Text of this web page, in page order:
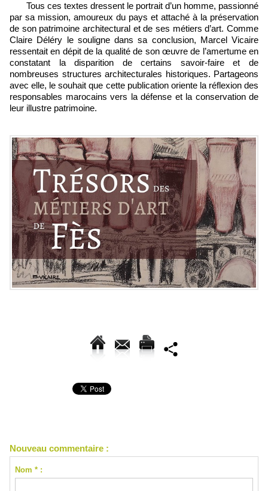
Tous ces textes dressent le portrait d’un homme, passionné
par sa mission, amoureux du pays et attaché à la préservation
de son patrimoine architectural et de ses métiers d’art. Comme
Claire Déléry le souligne dans sa conclusion, Marcel Vicaire
ressentait en dépit de la qualité de son œuvre de l’amertume en
constatant la disparition de certains savoir-faire et de
nombreuses structures architecturales historiques. Partageons
avec elle, le souhait que cette publication oriente la réflexion des
responsables marocains vers la défense et la conservation de
leur illustre patrimoine.
Nouveau commentaire :
Nom * :